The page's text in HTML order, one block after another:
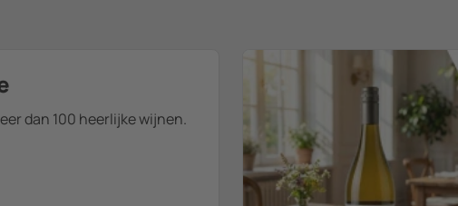
dan 100 heerlijke wijnen.